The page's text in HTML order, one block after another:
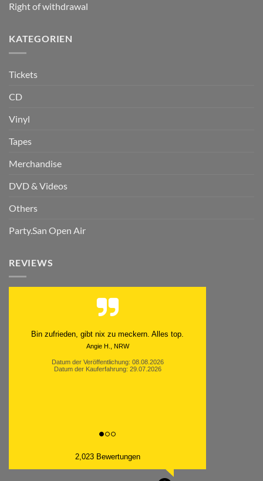
Right of withdrawal
KATEGORIEN
Tickets
CD
Vinyl
Tapes
Merchandise
DVD & Videos
Others
Party.San Open Air
REVIEWS
Bin zufrieden, gibt nix zu meckern. Alles top.
Angie H., NRW
Datum der Veröffentlichung: 08.08.2026
Datum der Kauferfahrung: 29.07.2026
2,023 Bewertungen